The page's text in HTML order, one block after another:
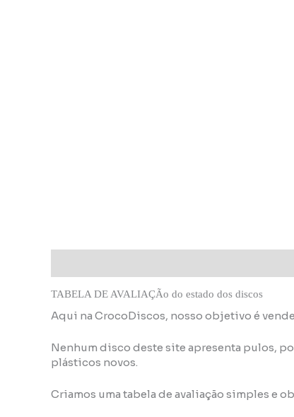
TABELA DE AVALIAÇÃo do estado dos discos
Aqui na CrocoDiscos, nosso objetivo é
Nenhum disco deste site apresenta pulos,
plásticos novos.
Criamos uma tabela de avaliação simples e